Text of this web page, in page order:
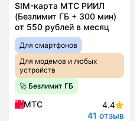
SIM-карта МТС РИИЛ
(Безлимит ГБ + 300 мин)
от 550 рублей в месяц
Для смартфонов
Для модемов и любых
устройств
🚀 Безлимит ГБ
МТС
4.4
41 отзыв